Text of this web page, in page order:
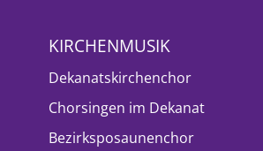
KIRCHENMUSIK
Dekanatskirchenchor
Chorsingen im Dekanat
Bezirksposaunenchor